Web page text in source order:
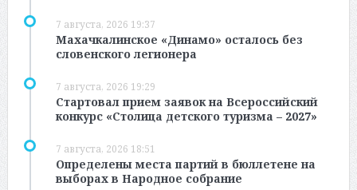
7 августа, 2026 19:37
Махачкалинское «Динамо» осталось без
словенского легионера
7 августа, 2026 19:29
Стартовал прием заявок на Всероссийский
конкурс «Столица детского туризма – 2027»
7 августа, 2026 18:51
Определены места партий в бюллетене на
выборах в Народное собрание